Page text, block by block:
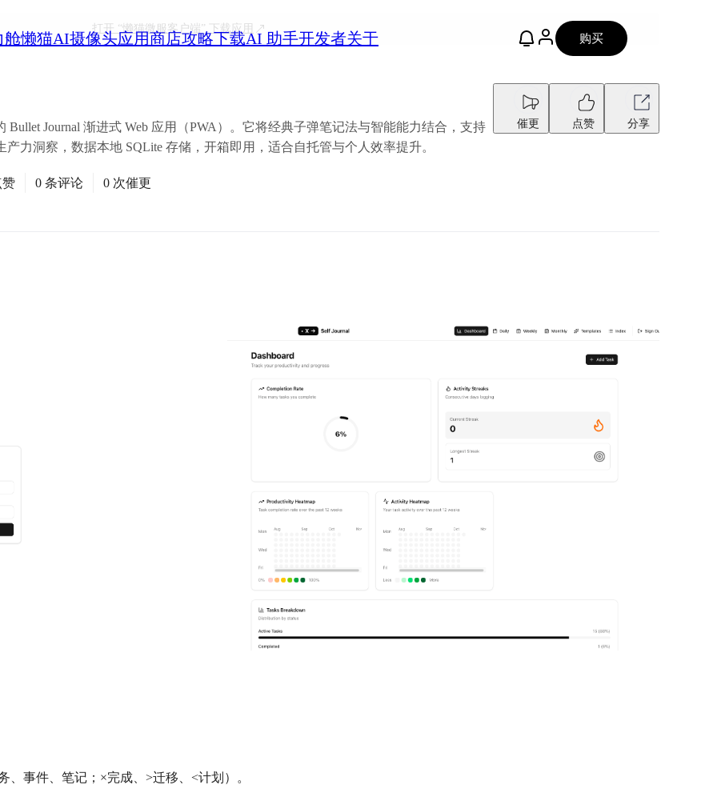
舱懒猫AI摄像头应用商店攻略下载AI 助手开发者关于 购买
打开 “懒猫微服客户端”下载应用
Bullet Journal 渐进式 Web 应用（PWA）。它将经典子弹笔记法与智能能力结合，支持
力洞察，数据本地 SQLite 存储，开箱即用，适合自托管与个人效率提升。
催更 点赞 分享
赞 0 条评论 0 次催更
、事件、笔记；×完成、>迁移、<计划）。